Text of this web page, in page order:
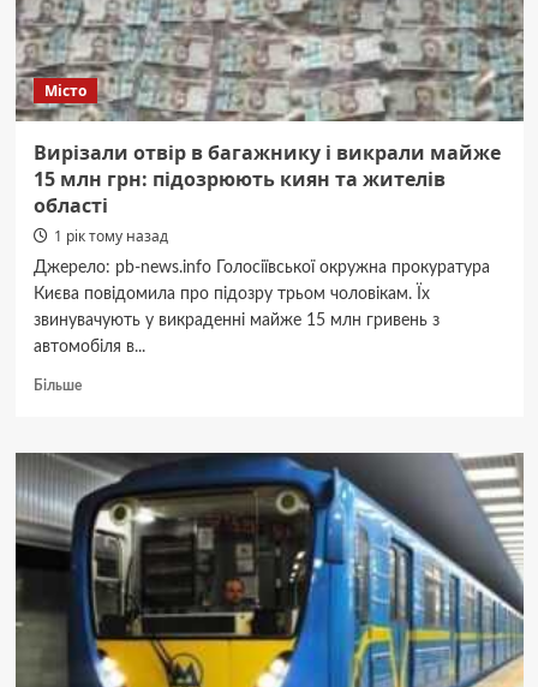
Місто
Вирізали отвір в багажнику і викрали майже
15 млн грн: підозрюють киян та жителів
області
1 рік тому назад
Джерело: pb-news.info Голосіївської окружна прокуратура
Києва повідомила про підозру трьом чоловікам. Їх
звинувачують у викраденні майже 15 млн гривень з
автомобіля в...
БільшеДокладніше
отвір
в
багажнику
викрали
майже
млн
грн:
підозрюють
киян